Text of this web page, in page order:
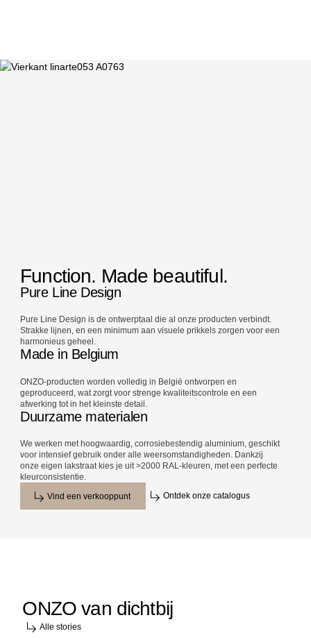
Function. Made beautiful.
Pure Line Design
Pure Line Design is de ontwerptaal die al onze producten verbindt.
Strakke lijnen, en een minimum aan visuele prikkels zorgen voor een
harmonieus geheel.
Made in Belgium
ONZO-producten worden volledig in België ontworpen en
geproduceerd, wat zorgt voor strenge kwaliteitscontrole en een
afwerking tot in het kleinste detail.
Duurzame materialen
We werken met hoogwaardig, corrosiebestendig aluminium, geschikt
voor intensief gebruik onder alle weersomstandigheden. Dankzij
onze eigen lakstraat kies je uit >2000 RAL-kleuren, met een perfecte
kleurconsistentie.
Vind een verkooppunt Ontdek onze catalogus
ONZO van dichtbij
Alle stories